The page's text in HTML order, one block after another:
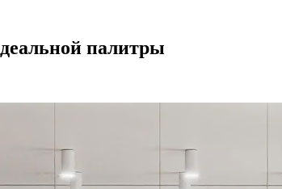
палитры